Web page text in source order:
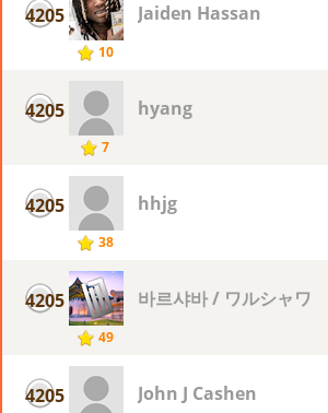
4205
10
Jaiden Hassan
4205
7
hyang
4205
38
hhjg
4205
49
바르샤바 / ワルシャワ
4205 John J Cashen